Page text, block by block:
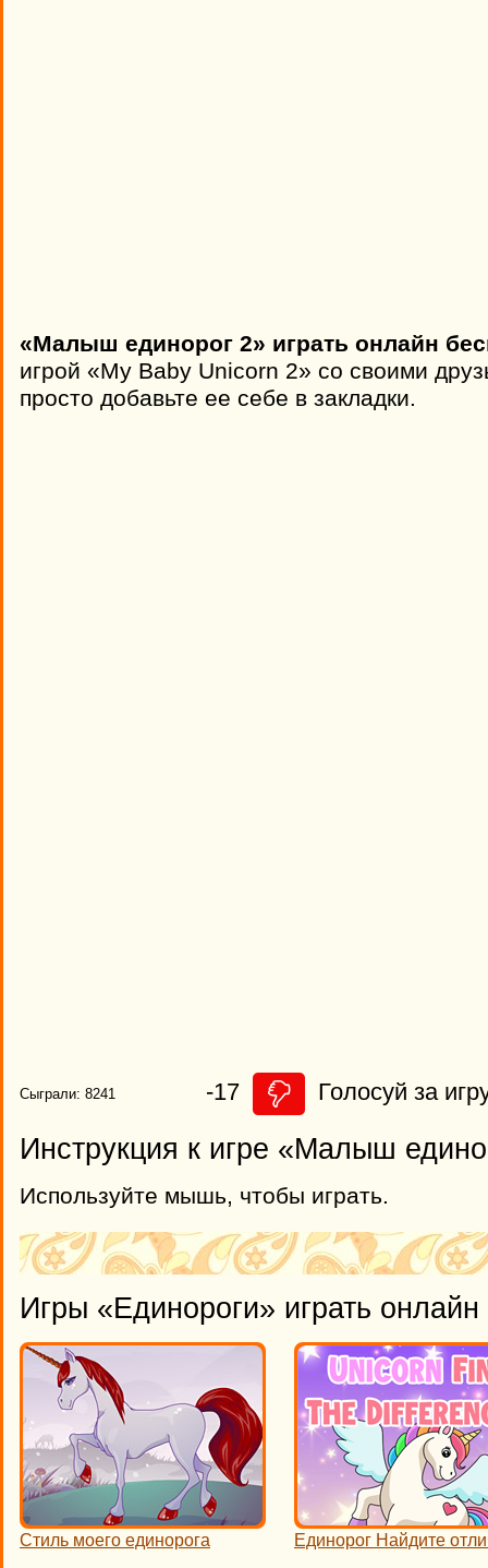
«Малыш единорог 2» играть онлайн
игрой «My Baby Unicorn 2» со своими
просто добавьте ее себе в закладки.
Сыграли: 8241 -17 Голосуй за
Инструкция к игре «Малыш
Используйте мышь, чтобы играть.
Игры «Единороги» играть онлайн
Стиль моего единорога Единорог Найдите